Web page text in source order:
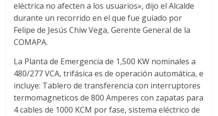
eléctrica no afecten a los usuarios», dijo el Alcalde
durante un recorrido en el que fue guiado por
Felipe de Jesús Chiw Vega, Gerente General de la
COMAPA.
La Planta de Emergencia de 1,500 KW nominales a
480/277 VCA, trifásica es de operación automática, e
incluye: Tablero de transferencia con interruptores
termomagneticos de 800 Amperes con zapatas para
4 cables de 1000 KCM por fase, sistema eléctrico de